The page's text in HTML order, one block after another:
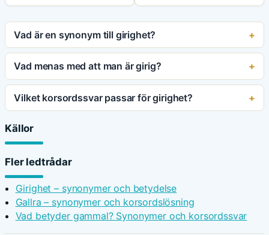
Vad är en synonym till girighet?
Vad menas med att man är girig?
Vilket korsordssvar passar för girighet?
Källor
Fler ledtrådar
Girighet – synonymer och betydelse
Gallra – synonymer och korsordslösning
Vad betyder gammal? Synonymer och korsordssvar